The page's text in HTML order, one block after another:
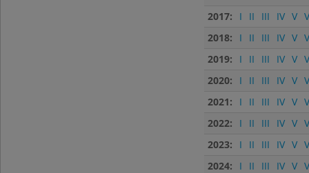
2017:
I II III IV V
2018:
I II III IV V
2019:
I II III IV V
2020:
I II III IV V
2021:
I II III IV V
2022:
I II III IV V
2023:
I II III IV V
2024:
I II III IV V